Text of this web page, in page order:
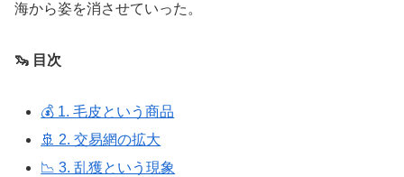
海から姿を消させていった。
🦦 目次
💰 1. 毛皮という商品
🚢 2. 交易網の拡大
📉 3. 乱獲という現象